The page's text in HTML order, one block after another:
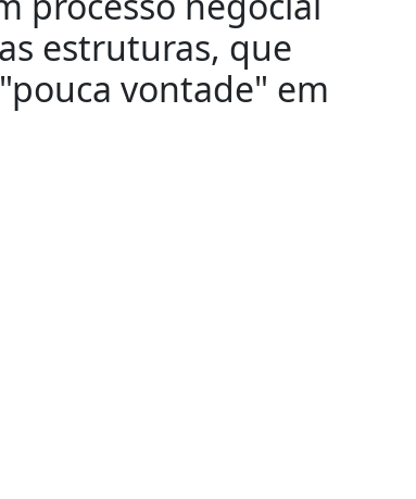
estruturas, que
vontade" em